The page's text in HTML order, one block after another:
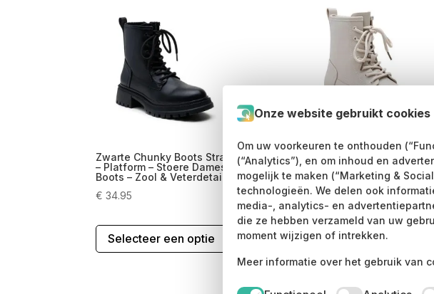
Zwarte Chunky Boots Straatstijl
– Platform – Stoere Dames
Boots – Zool & Veterdetail
€ 34.95
Selecteer een optie
Dit
product
variaties.
Beige Chunky Boots
Platform Zool & Nude Look
Stoere Dames Boots
€34.95
Selecteer een optie
Onze website gebruikt cookies
Om uw voorkeuren te onthouden
(“Analytics”), en om inhoud en
mogelijk te maken (“Marketing &
technologieën. We delen ook
media-, analytics- en
die ze hebben verzameld van uw
moment wijzigen of intrekken.
Meer informatie over het gebruik van